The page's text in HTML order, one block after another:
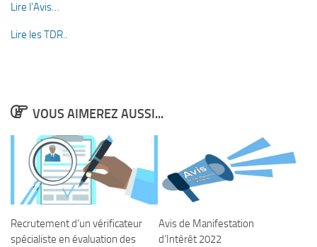
Lire l’Avis…
Lire les TDR..
VOUS AIMEREZ AUSSI...
Recrutement d’un vérificateur
spécialiste en évaluation des
Avis de Manifestation
d’Intérêt 2022